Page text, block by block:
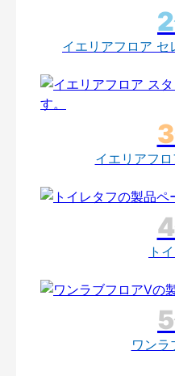
イエリアフロア セ
イエリアフ
ト
ワンラ